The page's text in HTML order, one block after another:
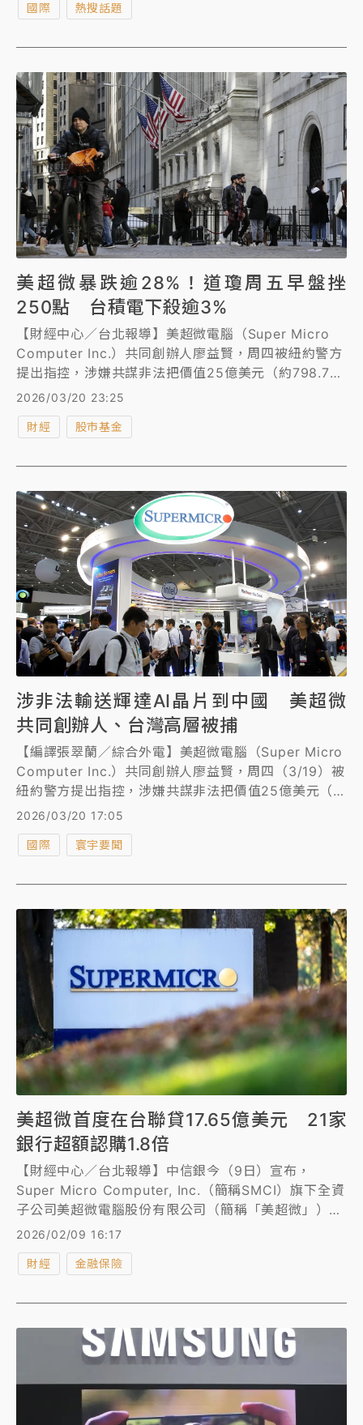
欺。
國際 熱搜話題
美超微暴跌逾28%！道瓊周五早盤挫
250點 台積電下殺逾3%
【財經中心／台北報導】美超微電腦（Super Micro
Computer Inc.）共同創辦人廖益賢，周四被紐約警方
提出指控，涉嫌共謀非法把價值25億美元（約798.7億
元台幣）的人工智慧（AI）技術轉移至中國，該設備搭
和孫姓承包商也被指涉案，周五美股開盤後，美超微大
2026/03/20 23:25
財經 股市基金
涉非法輸送輝達AI晶片到中國 美超微
共同創辦人、台灣高層被捕
【編譯張翠蘭／綜合外電】美超微電腦（Super Micro
Computer Inc.）共同創辦人廖益賢，周四（3/19）被
紐約警方提出指控，涉嫌共謀非法把價值25億美元（約
798.7億元台幣）的人工智慧（AI）技術轉移至中國。
該設備搭載輝達（Nvidia）的AI晶片。台灣辦公室張姓
銷售經理和孫姓承包商也被指涉案。消息傳出後，美超
2026/03/20 17:05
國際 寰宇要聞
美超微首度在台聯貸17.65億美元 21家
銀行超額認購1.8倍
【財經中心／台北報導】中信銀今（9日）宣布，
Super Micro Computer, Inc.（簡稱SMCI）旗下全資
子公司美超微電腦股份有限公司（簡稱「美超微」），
最長不逾3年期等值17.65億美元聯合授信案圓滿完成，
（Crédit Agricole Corporate and Investment
認購近1.8倍。
2026/02/09 16:17
財經 金融保險